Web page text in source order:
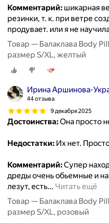
Комментарий: шикарная
резинки, т. к. при ветре
продувает. или я не
Товар — Балаклава Body
размер S/XL, желтый
Ирина Аршинова-
44 отзыва
9 декабря 2025
Достоинства:Она просто
Недостатки: Их нет.
Комментарий:Супер
дреды очень обьемные и
лезут, есть… Читать ещё
Товар — Балаклава Body
размер S/XL, розовый